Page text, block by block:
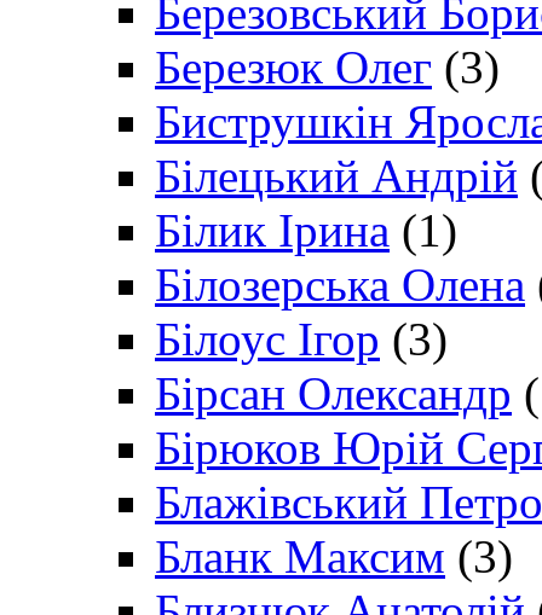
Березовський
Березюк Олег (3)
Биструшкін
Білецький Андрій
Білик Ірина (1)
Білозерська Олена
Білоус Ігор (3)
Бірсан Олександр
Бірюков Юрій
Блажівський Петро
Бланк Максим (3)